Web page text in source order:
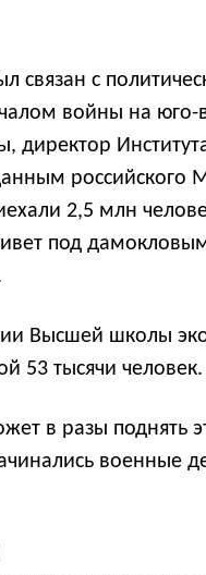
связан с
войны на юго-
директор
российского
2,5 млн
под
Высшей школы
53 тысячи
в разы поднять
военные